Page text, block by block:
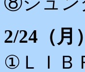
2/24（月
①ＬＩＢ